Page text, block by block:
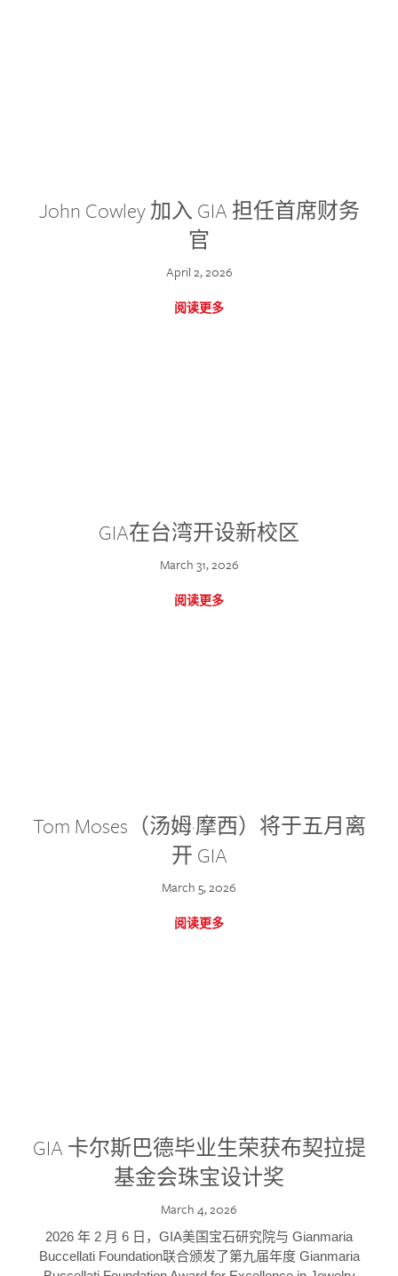
John Cowley 加入 GIA 担任首席财务
官
April 2, 2026
阅读更多
GIA在台湾开设新校区
March 31, 2026
阅读更多
Tom Moses（汤姆·摩西）将于五月离
开 GIA
March 5, 2026
阅读更多
GIA 卡尔斯巴德毕业生荣获布契拉提
基金会珠宝设计奖
March 4, 2026
2026 年 2 月 6 日，GIA美国宝石研究院与 Gianmaria
Buccellati Foundation联合颁发了第九届年度 Gianmaria